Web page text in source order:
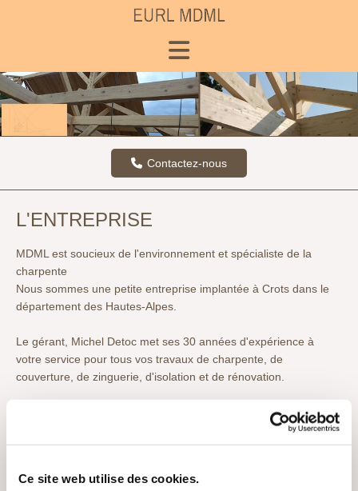
Ce site web utilise des cookies.
Contactez-nous
L'ENTREPRISE
MDML est soucieux de l'environnement et spécialiste de la
charpente
Nous sommes une petite entreprise implantée à Crots dans le
département des Hautes-Alpes.
Le gérant, Michel Detoc met ses 30 années d'expérience à
votre service pour tous vos travaux de charpente, de
couverture, de zinguerie, d'isolation et de rénovation.
Il est dans notre esprit d'utiliser des matériaux locaux pour la
Nous sommes spécialisés dans la rénovation des couvertures et
Nous réalisons également de l'isolation extérieure et intérieure,